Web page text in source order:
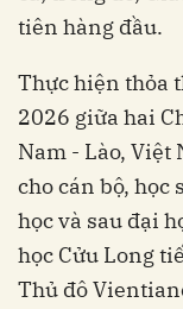
tiên hàng đầu.
Thực hiện thỏa
2026 giữa hai
Nam - Lào, Việt
cho cán bộ, học
học và sau đại
học Cửu Long
Thủ đô